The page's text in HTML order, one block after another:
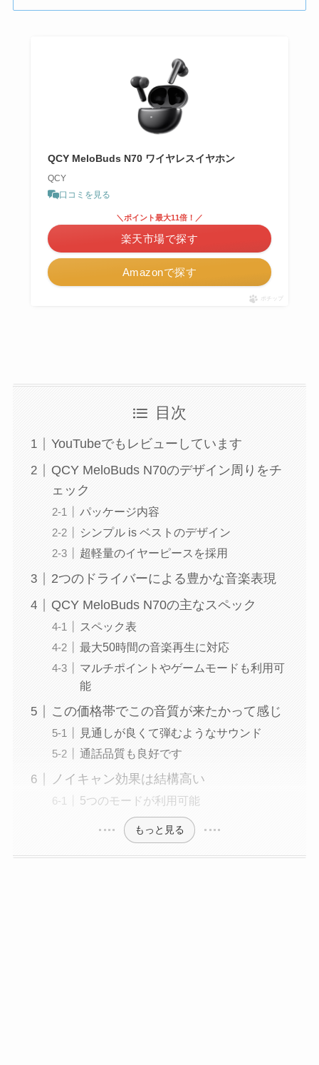
QCY MeloBuds N70 ワイヤレスイヤホン
QCY
口コミを見る
Amazonで探す
＼ポイント最大11倍！／
楽天市場で探す
ポチップ
目次
YouTubeでもレビューしています
QCY MeloBuds N70のデザイン周りをチ
ェック
パッケージ内容
シンプル is ベストのデザイン
超軽量のイヤーピースを採用
2つのドライバーによる豊かな音楽表現
QCY MeloBuds N70の主なスペック
スペック表
最大50時間の音楽再生に対応
マルチポイントやゲームモードも利用可
能
この価格帯でこの音質が来たかって感じ
見通しが良くて弾むようなサウンド
通話品質も良好です
ノイキャン効果は結構高い
5つのモードが利用可能
もっと見る